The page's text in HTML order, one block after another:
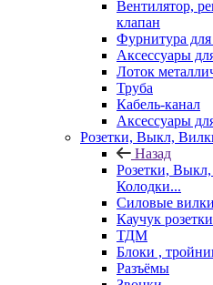
Вентилятор,
клапан
Фурнитура
Аксессуары
Лоток
Труба
Кабель-канал
Аксессуары
Розетки, Выкл,
Назад
Розетки,
Колодки...
Силовые
Каучук
ТДМ
Блоки ,
Разъёмы